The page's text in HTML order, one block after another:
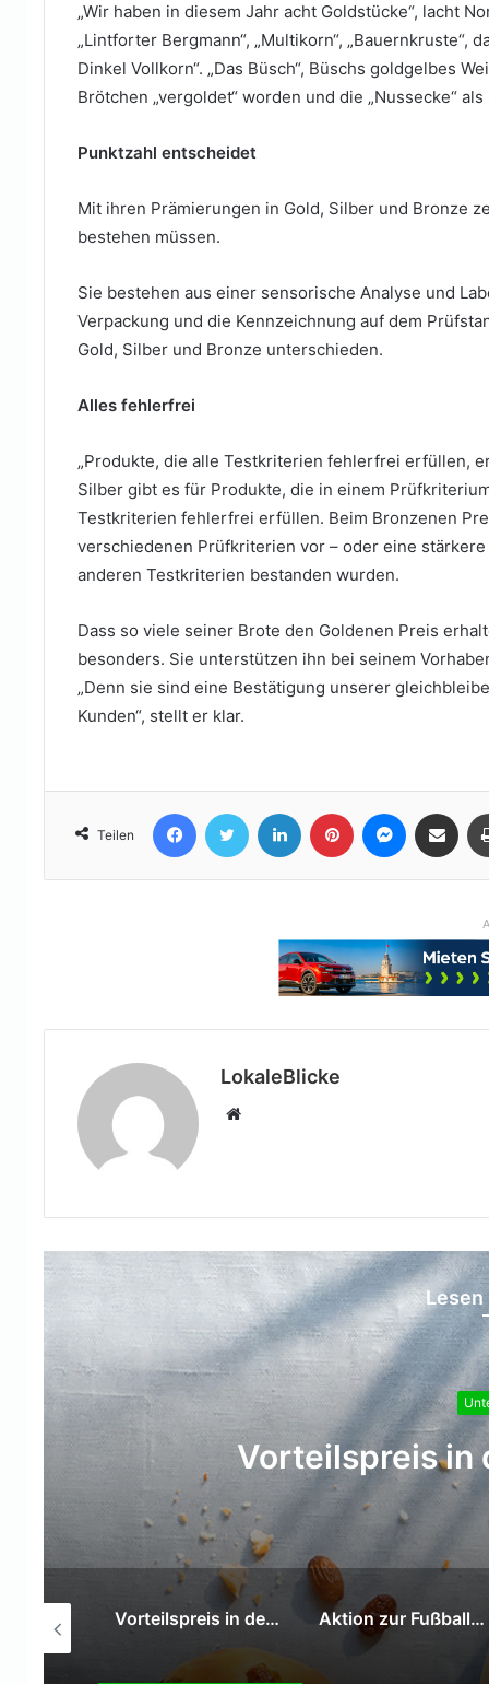
„Wir haben in diesem Jahr acht Goldstücke“, lacht
„Lintforter Bergmann“, „Multikorn“, „Bauernkruste“,
Dinkel Vollkorn“. „Das Büsch“, Büschs goldgelbes
Brötchen „vergoldet“ worden und die „Nussecke“
Punktzahl entscheidet
Mit ihren Prämierungen in Gold, Silber und Bronze
bestehen müssen.
Sie bestehen aus einer sensorische Analyse und
Verpackung und die Kennzeichnung auf dem
Gold, Silber und Bronze unterschieden.
Alles fehlerfrei
„Produkte, die alle Testkriterien fehlerfrei erfüllen,
Silber gibt es für Produkte, die in einem
Testkriterien fehlerfrei erfüllen. Beim Bronzenen
verschiedenen Prüfkriterien vor – oder eine
anderen Testkriterien bestanden wurden.
Dass so viele seiner Brote den Goldenen Preis
besonders. Sie unterstützen ihn bei seinem
„Denn sie sind eine Bestätigung unserer
Kunden“, stellt er klar.
Teilen
FacebookTwitter LinkedIn Pinterest Messenger
Teile per E-Mail
LokaleBlicke
Webseite
Aktion zur
Aktion zur Fußball-Weltmeisterschaft Azubi-Nachhaltigkeitstag der Getränkegruppe Hövelmann führt auf den Biolandhof Frohnenbruch